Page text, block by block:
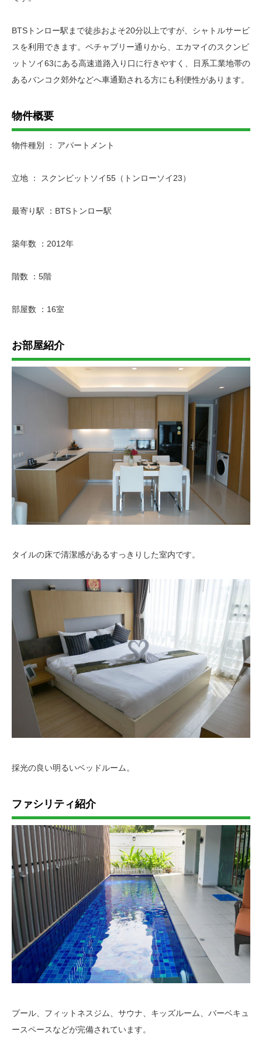
BTSトンロー駅まで徒歩およそ20分以上ですが、シャトルサービ
スを利用できます。ペチャブリー通りから、エカマイのスクンビ
ットソイ63にある高速道路入り口に行きやすく、日系工業地帯の
あるバンコク郊外などへ車通勤される方にも利便性があります。
物件概要
物件種別 ： アパートメント
立地 ： スクンビットソイ55（トンローソイ23）
最寄り駅 ：BTSトンロー駅
築年数 ：2012年
階数 ：5階
部屋数 ：16室
お部屋紹介
タイルの床で清潔感があるすっきりした室内です。
採光の良い明るいベッドルーム。
ファシリティ紹介
プール、フィットネスジム、サウナ、キッズルーム、バーベキュ
ースペースなどが完備されています。